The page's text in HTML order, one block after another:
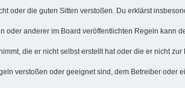
oder die guten Sitten verstoßen. Du erklärst
anderer im Board veröffentlichten Regeln kann
die er nicht selbst erstellt hat oder die er nicht
verstoßen oder geeignet sind, dem Betreiber oder